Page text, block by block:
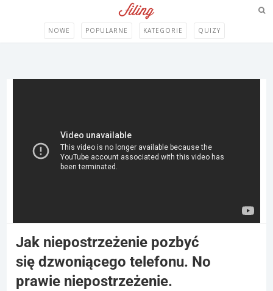
NOWE POPULARNE KATEGORIE QUIZY
Jak niepostrzeżenie pozbyć
się dzwoniącego telefonu. No
prawie niepostrzeżenie.